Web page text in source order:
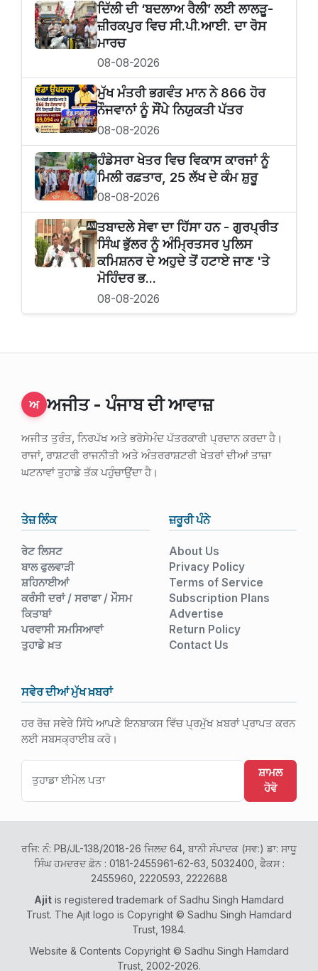
ਦਿੱਲੀ ਦੀ ‘ਬਦਲਾਅ ਰੈਲੀ’ ਲਈ ਲਾਲੜੂ-
ਜ਼ੀਰਕਪੁਰ ਵਿਚ ਸੀ.ਪੀ.ਆਈ. ਦਾ ਰੋਸ
ਮਾਰਚ
08-08-2026
ਮੁੱਖ ਮੰਤਰੀ ਭਗਵੰਤ ਮਾਨ ਨੇ 866 ਹੋਰ
ਨੌਜਵਾਨਾਂ ਨੂੰ ਸੌਂਪੇ ਨਿਯੁਕਤੀ ਪੱਤਰ
08-08-2026
ਹੰਡੇਸਰਾ ਖੇਤਰ ਵਿਚ ਵਿਕਾਸ ਕਾਰਜਾਂ ਨੂੰ
ਮਿਲੀ ਰਫ਼ਤਾਰ, 25 ਲੱਖ ਦੇ ਕੰਮ ਸ਼ੁਰੂ
08-08-2026
ਤਬਾਦਲੇ ਸੇਵਾ ਦਾ ਹਿੱਸਾ ਹਨ - ਗੁਰਪ੍ਰੀਤ
ਸਿੰਘ ਭੁੱਲਰ ਨੂੰ ਅੰਮ੍ਰਿਤਸਰ ਪੁਲਿਸ
ਕਮਿਸ਼ਨਰ ਦੇ ਅਹੁਦੇ ਤੋਂ ਹਟਾਏ ਜਾਣ 'ਤੇ
ਮੋਹਿੰਦਰ ਭ...
08-08-2026
ਅ ਅਜੀਤ - ਪੰਜਾਬ ਦੀ ਆਵਾਜ਼
ਅਜੀਤ ਤੁਰੰਤ, ਨਿਰਪੱਖ ਅਤੇ ਭਰੋਸੇਮੰਦ ਪੱਤਰਕਾਰੀ ਪ੍ਰਦਾਨ ਕਰਦਾ ਹੈ।
ਰਾਜਾਂ, ਰਾਸ਼ਟਰੀ ਰਾਜਨੀਤੀ ਅਤੇ ਅੰਤਰਰਾਸ਼ਟਰੀ ਖੇਤਰਾਂ ਦੀਆਂ ਤਾਜ਼ਾ
ਘਟਨਾਵਾਂ ਤੁਹਾਡੇ ਤੱਕ ਪਹੁੰਚਾਉਂਦਾ ਹੈ।
ਤੇਜ਼ ਲਿੰਕ
ਰੇਟ ਲਿਸਟ
ਬਾਲ ਫੁਲਵਾੜੀ
ਸ਼ਹਿਨਾਈਆਂ
ਕਰੰਸੀ ਦਰਾਂ / ਸਰਾਫਾ / ਮੌਸਮ
ਕਿਤਾਬਾਂ
ਪਰਵਾਸੀ ਸਮਸਿਆਵਾਂ
ਤੁਹਾਡੇ ਖ਼ਤ
ਜ਼ਰੂਰੀ ਪੰਨੇ
About Us
Privacy Policy
Terms of Service
Subscription Plans
Advertise
Return Policy
Contact Us
ਸਵੇਰ ਦੀਆਂ ਮੁੱਖ ਖ਼ਬਰਾਂ
ਹਰ ਰੋਜ਼ ਸਵੇਰੇ ਸਿੱਧੇ ਆਪਣੇ ਇਨਬਾਕਸ ਵਿੱਚ ਪ੍ਰਮੁੱਖ ਖ਼ਬਰਾਂ ਪ੍ਰਾਪਤ ਕਰਨ
ਲਈ ਸਬਸਕ੍ਰਾਈਬ ਕਰੋ।
ਸ਼ਾਮਲ
ਹੋਵੋ
ਰਜਿ: ਨੰ: PB/JL-138/2018-26 ਜਿਲਦ 64, ਬਾਨੀ ਸੰਪਾਦਕ (ਸਵ:) ਡਾ: ਸਾਧੂ
ਸਿੰਘ ਹਮਦਰਦ ਫ਼ੋਨ : 0181-2455961-62-63, 5032400, ਫੈਕਸ :
2455960, 2220593, 2222688
Ajit is registered trademark of Sadhu Singh Hamdard
Trust. The Ajit logo is Copyright © Sadhu Singh Hamdard
Trust, 1984.
Website & Contents Copyright © Sadhu Singh Hamdard
Trust, 2002-2026.